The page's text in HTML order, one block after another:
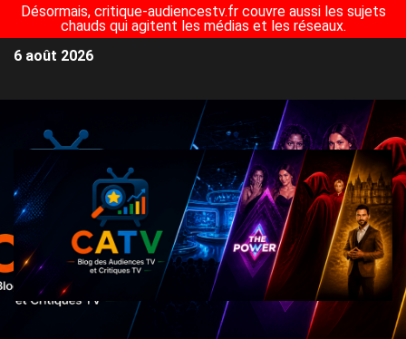
Désormais, critique-audiencestv.fr couvre aussi les sujets
chauds qui agitent les médias et les réseaux.
6 août 2026